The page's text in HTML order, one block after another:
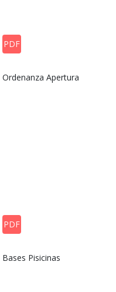
PDF
Ordenanza Apertura
PDF
Bases Pisicinas